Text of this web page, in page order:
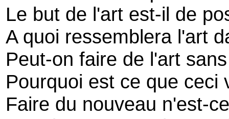
Le but de l'art est-il de
A quoi ressemblera l'art
Peut-on faire de l'art
Pourquoi est ce que ceci
Faire du nouveau n'est-ce